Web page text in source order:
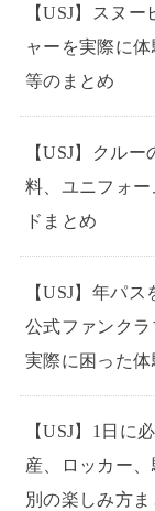
【USJ】スヌ
ャーを実際に
等のまとめ
【USJ】クル
料、ユニフォ
ドまとめ
【USJ】年パ
公式ファンクラ
実際に困った
【USJ】1日に
産、ロッカー
別の楽しみ方ま